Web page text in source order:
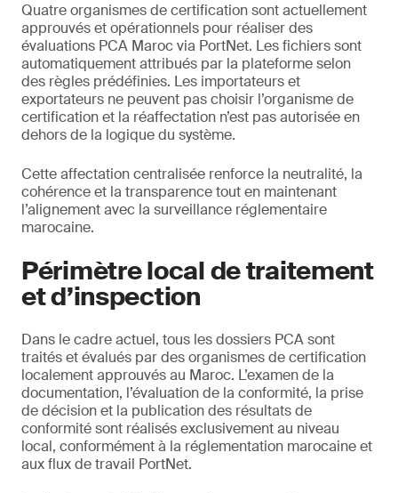
Quatre organismes de certification sont actuellement
approuvés et opérationnels pour réaliser des
évaluations PCA Maroc via PortNet. Les fichiers sont
automatiquement attribués par la plateforme selon
des règles prédéfinies. Les importateurs et
exportateurs ne peuvent pas choisir l’organisme de
certification et la réaffectation n’est pas autorisée en
dehors de la logique du système.
Cette affectation centralisée renforce la neutralité, la
cohérence et la transparence tout en maintenant
l’alignement avec la surveillance réglementaire
marocaine.
Périmètre local de traitement
et d’inspection
Dans le cadre actuel, tous les dossiers PCA sont
traités et évalués par des organismes de certification
localement approuvés au Maroc. L’examen de la
documentation, l’évaluation de la conformité, la prise
de décision et la publication des résultats de
conformité sont réalisés exclusivement au niveau
local, conformément à la réglementation marocaine et
aux flux de travail PortNet.